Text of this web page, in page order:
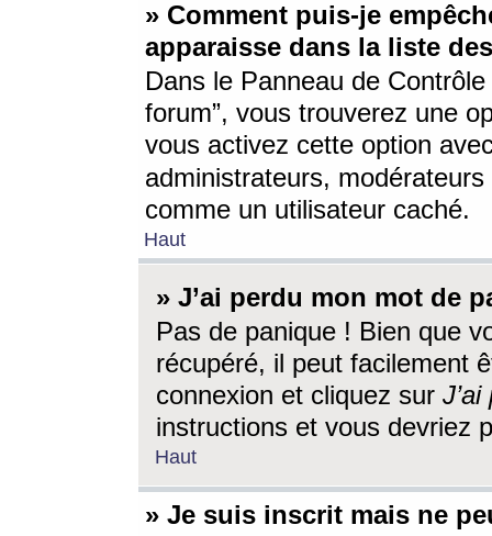
» Comment puis-je
apparaisse dans la liste
Dans le Panneau de
forum”, vous trouverez une
vous activez cette option
administrateurs,
comme un utilisateur caché.
Haut
» J’ai perdu mon mot de
Pas de panique ! Bien que
récupéré, il peut facilement
connexion et cliquez sur
instructions et vous devriez
Haut
» Je suis inscrit mais ne